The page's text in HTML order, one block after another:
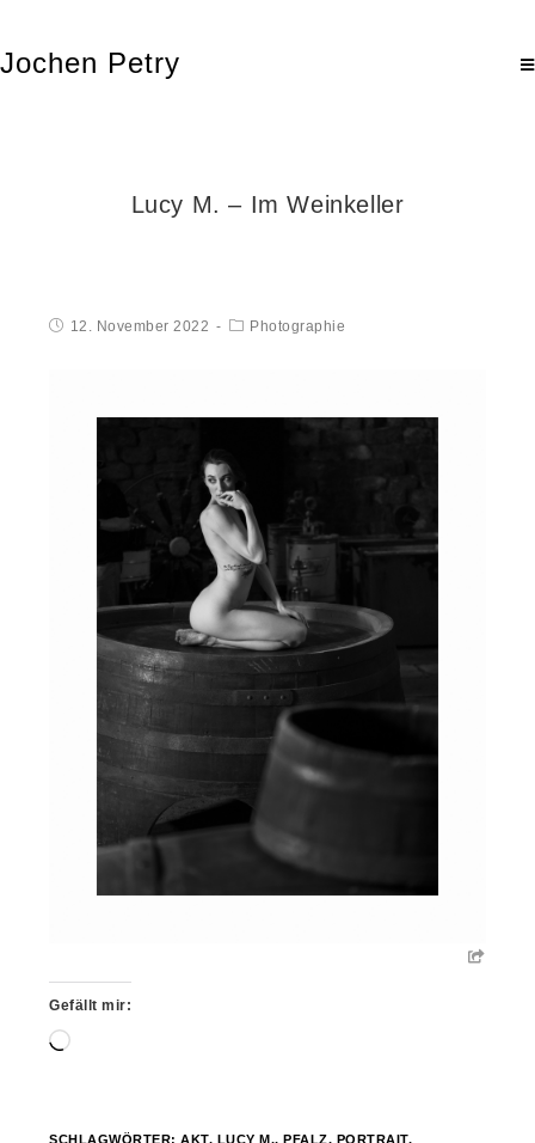
Jochen Petry
Lucy M. – Im Weinkeller
12. November 2022 Photographie
Gefällt mir:
Wird
SCHLAGWÖRTER:AKT, LUCY M.,PFALZ, PORTRAIT,